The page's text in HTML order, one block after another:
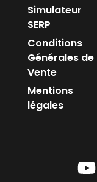
Simulateur
SERP
Conditions
Générales de
Vente
Mentions
légales